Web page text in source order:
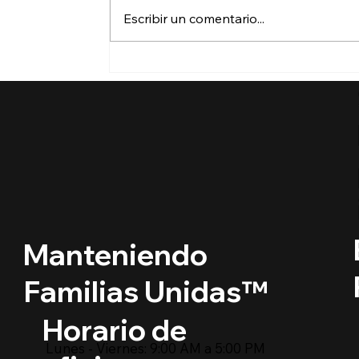
permiso de trabajo en
Escribir un comentario...
Manteniendo
Familias Unidas™
Horario de